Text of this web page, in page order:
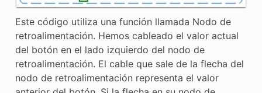
Este código utiliza una función llamada Nodo de
retroalimentación. Hemos cableado el valor actual
del botón en el lado izquierdo del nodo de
retroalimentación. El cable que sale de la flecha del
nodo de retroalimentación representa el valor